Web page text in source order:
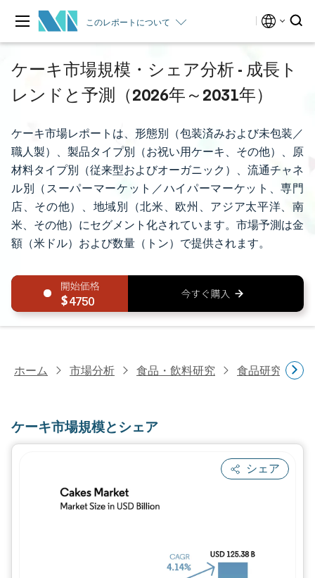
このレポートについて
ケーキ市場規模・シェア分析 - 成長ト
レンドと予測（2026年～2031年）
ケーキ市場レポートは、形態別（包装済みおよび未包装／
職人製）、製品タイプ別（お祝い用ケーキ、その他）、原
材料タイプ別（従来型およびオーガニック）、流通チャネ
ル別（スーパーマーケット／ハイパーマーケット、専門
店、その他）、地域別（北米、欧州、アジア太平洋、南
米、その他）にセグメント化されています。市場予測は金
額（米ドル）および数量（トン）で提供されます。
4750
ホーム 市場分析 食品・飲料研究 食品研究
ケーキ市場規模とシェア
シェア